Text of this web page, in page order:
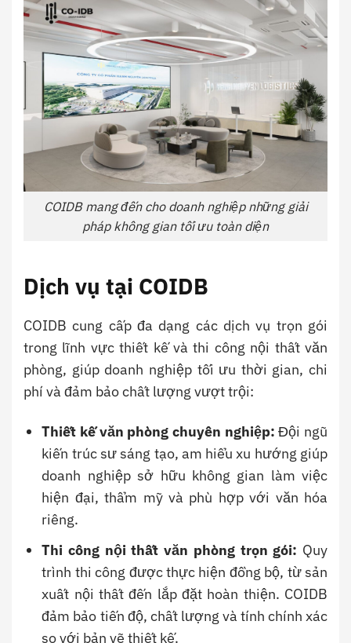
COIDB mang đến cho doanh nghiệp những giải
pháp không gian tối ưu toàn diện
Dịch vụ tại COIDB
COIDB cung cấp đa dạng các dịch vụ trọn gói
trong lĩnh vực thiết kế và thi công nội thất văn
phòng, giúp doanh nghiệp tối ưu thời gian, chi
phí và đảm bảo chất lượng vượt trội:
Thiết kế văn phòng chuyên nghiệp: Đội ngũ
kiến trúc sư sáng tạo, am hiểu xu hướng giúp
doanh nghiệp sở hữu không gian làm việc
hiện đại, thẩm mỹ và phù hợp với văn hóa
riêng.
Thi công nội thất văn phòng trọn gói: Quy
trình thi công được thực hiện đồng bộ, từ sản
xuất nội thất đến lắp đặt hoàn thiện. COIDB
đảm bảo tiến độ, chất lượng và tính chính xác
so với bản vẽ thiết kế.